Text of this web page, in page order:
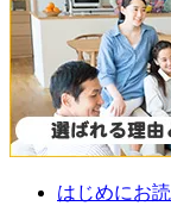
はじめにお